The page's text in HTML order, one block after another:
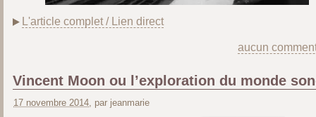
L'article complet / Lien direct
aucun
Vincent Moon ou l’exploration du monde
17 novembre 2014, par jeanmarie